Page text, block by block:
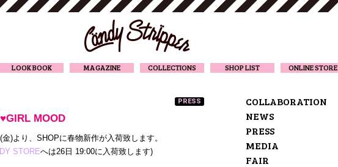
LOOK BOOK MAGAZINE COLLECTIONS SHOP LIST ONLINE STORE
PRESS
MOOD
)より、SHOPに春物新作が入荷致します。
STOREへは26日 19:00に入荷致します)
COLLABORATION
NEWS
PRESS
MEDIA
FAIR